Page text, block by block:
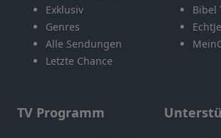
Exklusiv
Genres
Alle Sendungen
Letzte Chance
Bibel
TV Programm